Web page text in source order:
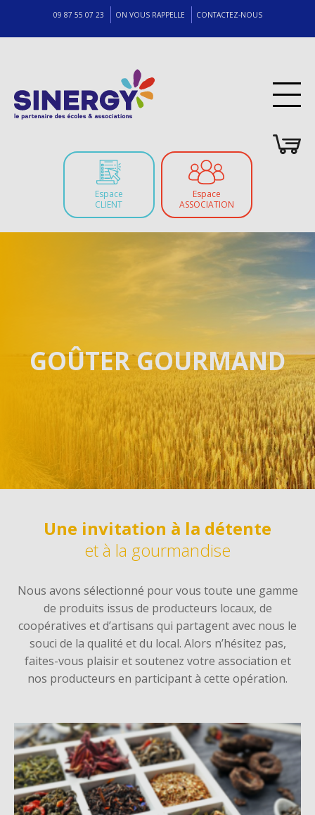
09 87 55 07 23 ON VOUS RAPPELLE CONTACTEZ-NOUS
Espace
CLIENT
Espace
ASSOCIATION
GOÛTER GOURMAND
Une invitation à la détente
et à la gourmandise
Nous avons sélectionné pour vous toute une gamme
de produits issus de producteurs locaux, de
coopératives et d’artisans qui partagent avec nous le
souci de la qualité et du local. Alors n’hésitez pas,
faites-vous plaisir et soutenez votre association et
nos producteurs en participant à cette opération.